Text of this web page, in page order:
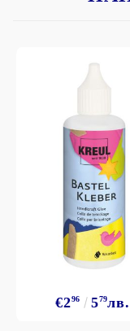
€296 579лв.